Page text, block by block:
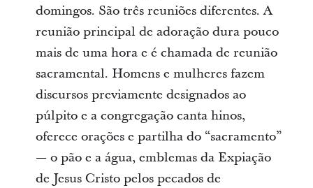
domingos. São três reuniões diferentes. A
reunião principal de adoração dura pouco
mais de uma hora e é chamada de reunião
sacramental. Homens e mulheres fazem
discursos previamente designados ao
púlpito e a congregação canta hinos,
oferece orações e partilha do “sacramento”
— o pão e a água, emblemas da Expiação
de Jesus Cristo pelos pecados de